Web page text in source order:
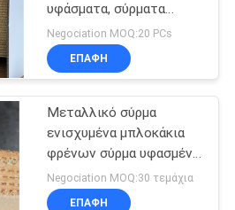
υφάσματα, σύρματα
φρένων, υλικά, σύρματα
από χαλκό
Negociation MOQ:20 PCs
ΕΠΑΦΉ
Μεταλλικό σύρμα
ενισχυμένα μπλοκάκια
φρένων σύρμα υφασμένο
υλικό μπλοκάκια φρένων
για πηγάδι πετρελαίου
Negociation MOQ:30 τεμάχια
ΕΠΑΦΉ